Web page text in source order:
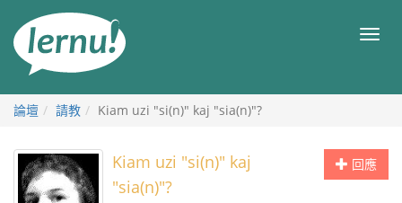
目
論壇 請教 Kiam uzi "si(n)" kaj "sia(n)"?
回應
Kiam uzi "si(n)" kaj
"sia(n)"?